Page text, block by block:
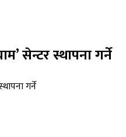
सेन्टर स्थापना गर्ने